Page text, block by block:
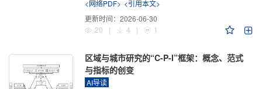
<网络PDF> <引用本文>
更新时间： 2026-06-30
20
| 4 | 1
区域与城市研究的“C-P-I”框架：概念、范式
与指标的创变
AI导读